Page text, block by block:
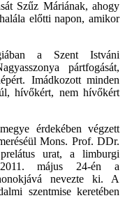
Szűz Máriának, ahogy
előtti napon, amikor
a Szent Istváni
pártfogását,
Imádkozott minden
hívőkért, nem hívőkért
érdekében végzett
Mons. Prof. DDr.
urat, a limburgi
2011. május 24-én a
nevezte ki. A
szentmise keretében